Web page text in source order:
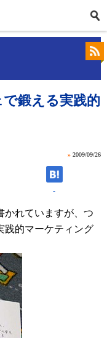
鍛える実践的
» 2009/09/26
-
かれていますが、つ
践的マーケティング